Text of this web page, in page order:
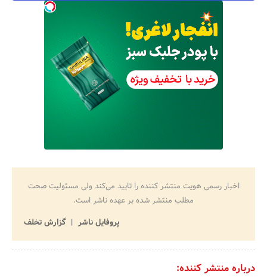
اخبار رسمی هویت منتشر کننده را تایید می‌کند ولی مسئولیت صحت
مطلب منتشر شده بر عهده ناشر است.
پروفایل ناشر
گزارش تخلف
درباره منتشر کننده: